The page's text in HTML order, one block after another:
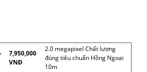
7,950,000
VNĐ
2.0 megapixel Chất lượng
đúng tiêu chuẩn Hồng Ngoại
10m